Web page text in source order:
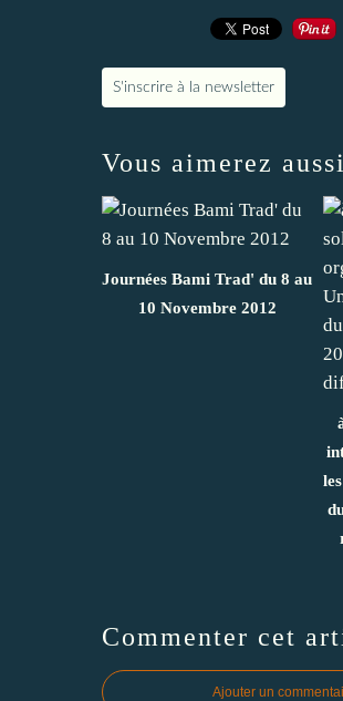
S'inscrire à la newsletter
Vous aimerez
Journées Bami Trad' du 8 au
10 Novembre 2012
Commenter cet
Ajouter un